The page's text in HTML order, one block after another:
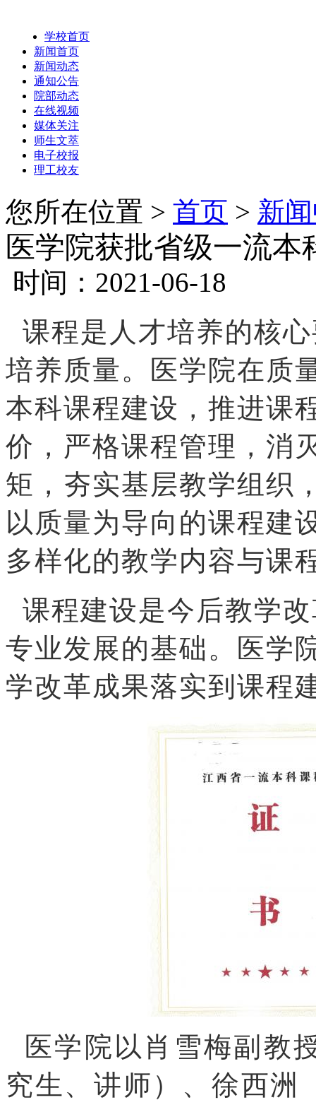
学校首页
新闻首页
新闻动态
通知公告
院部动态
在线视频
媒体关注
师生文萃
电子校报
理工校友
您所在位置 > 首页 > 新
医学院获批省级一流本
时间：2021-06-18
课程是人才培养的核
培养质量。医学院在质
本科课程建设，推进课
价，严格课程管理，消
矩，夯实基层教学组织
以质量为导向的课程建
多样化的教学内容与课
课程建设是今后教学
专业发展的基础。医学
学改革成果落实到课程
医学院以肖雪梅副教
究生、讲师）、徐西洲